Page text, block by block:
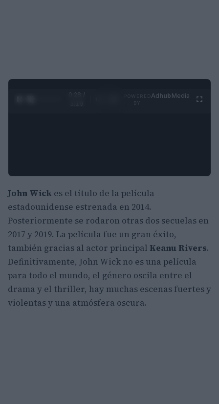
0:28 /
Adhub Media
John Wick es el título de la película
estadounidense estrenada en 2014.
Posteriormente se rodaron otras dos secuelas en
2017 y 2019. La película fue un gran éxito,
también gracias al actor principal Keanu Rivers.
Definitivamente, John Wick no es una película
para todo el mundo, el género oscila entre el
drama y el thriller, hay muchas escenas fuertes y
violentas y una atmósfera oscura.